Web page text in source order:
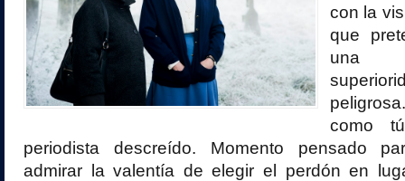
con la
que
una
como
periodista descreído. Momento pensado
admirar la valentía de elegir el perdón en